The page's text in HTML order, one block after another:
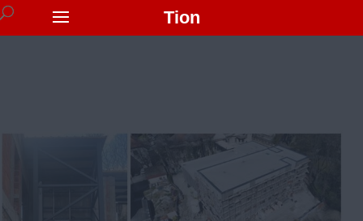
Tion